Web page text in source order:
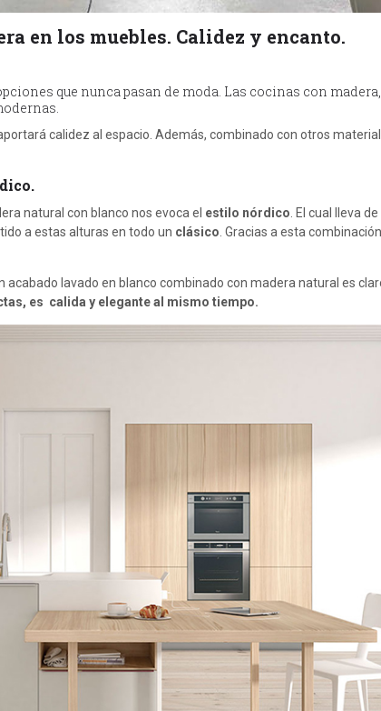
en los muebles. Calidez y encanto.
que nunca pasan de moda. Las cocinas con madera,
calidez al espacio. Además, combinado con otros
natural con blanco nos evoca el estilo nórdico . El cual lleva
a estas alturas en todo un clásico . Gracias a esta
acabado lavado en blanco combinado con madera natural es
es calida y elegante al mismo tiempo.